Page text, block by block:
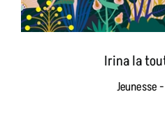
Irina la
Jeunesse